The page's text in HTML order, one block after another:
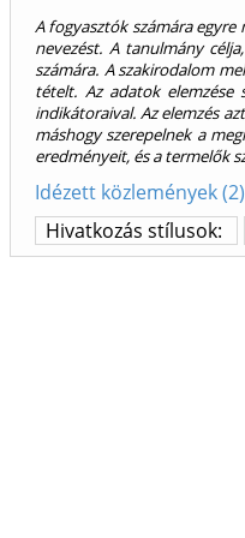
A fogyasztók számára
nevezést. A tanulmány
számára. A szakirodalom
tételt. Az adatok elemzése
indikátoraival. Az elemzés
máshogy szerepelnek a
eredményeit, és a termelők
Idézett közlemények (2)
Hivatkozás stílusok: